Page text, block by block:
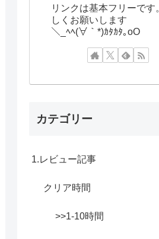
リンクは基本フリーです
しくお願いします
＼_ﾍﾍ(∀｀*)ｶﾀｶﾀ｡oO
カテゴリー
1.レビュー記事
クリア時間
>>1-10時間